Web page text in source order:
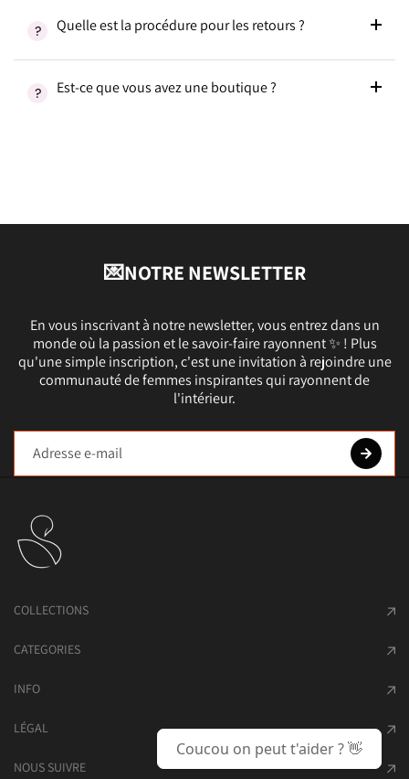
Quelle est la procédure pour les retours ?
Est-ce que vous avez une boutique ?
💌NOTRE NEWSLETTER
En vous inscrivant à notre newsletter, vous entrez dans un
monde où la passion et le savoir-faire rayonnent ✨ ! Plus
qu'une simple inscription, c'est une invitation à rejoindre une
communauté de femmes inspirantes qui rayonnent de
l'intérieur.
COLLECTIONS
CATEGORIES
INFO
LÉGAL
NOUS SUIVRE
Coucou on peut t'aider ? 👋